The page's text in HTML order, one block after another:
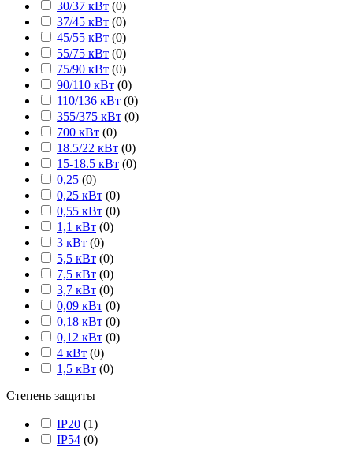
30/37 кВт (0)
37/45 кВт (0)
45/55 кВт (0)
55/75 кВт (0)
75/90 кВт (0)
90/110 кВт (0)
110/136 кВт (0)
355/375 кВт (0)
700 кВт (0)
18.5/22 кВт (0)
15-18.5 кВт (0)
0,25 (0)
0,25 кВт (0)
0,55 кВт (0)
1,1 кВт (0)
3 кВт (0)
5,5 кВт (0)
7,5 кВт (0)
3,7 кВт (0)
0,09 кВт (0)
0,18 кВт (0)
0,12 кВт (0)
4 кВт (0)
1,5 кВт (0)
Степень защиты
IP20 (1)
IP54 (0)